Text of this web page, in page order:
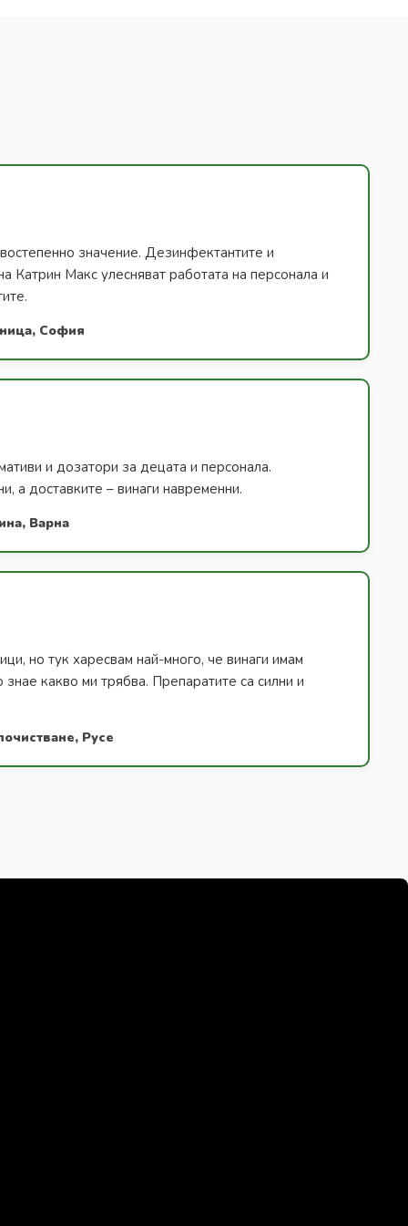
значение. Дезинфектантите и
Катрин Макс улесняват работата на персонала и
София
и дозатори за децата и персонала.
а доставките – винаги навременни.
Варна
но тук харесвам най-много, че винаги имам
знае какво ми трябва. Препаратите са силни и
Русе